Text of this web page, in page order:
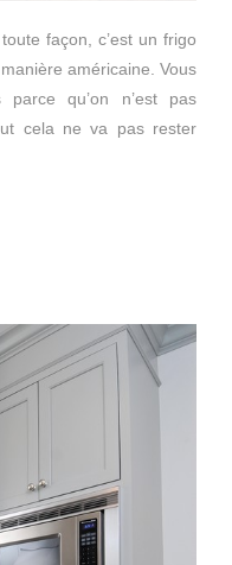
façon, c’est un frigo
américaine. Vous
qu’on n’est pas
cela ne va pas rester